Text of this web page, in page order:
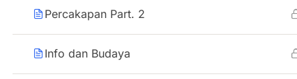
Percakapan Part. 2
Info dan Budaya